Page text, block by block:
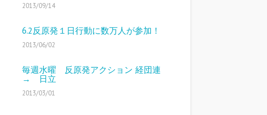
2013/09/14
6.2反原発１日行動に数万人が参加！
2013/06/02
毎週水曜 反原発アクション 経団連
→ 日立
2013/03/01